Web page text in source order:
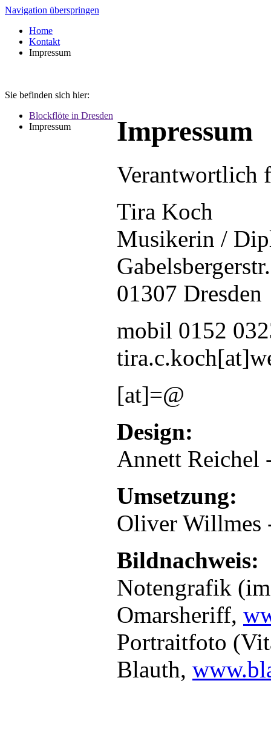
Navigation überspringen
Home
Kontakt
Impressum
Sie befinden sich hier:
Blockflöte in Dresden
Impressum
Impressum
Verantwortlich
Tira Koch
Musikerin /
01307 Dresden
mobil 0152
[at]=@
Design:
Annett Reichel
Umsetzung:
Oliver
Bildnachweis:
Notengrafik
Omarsheriff,
Portraitfoto
Blauth,